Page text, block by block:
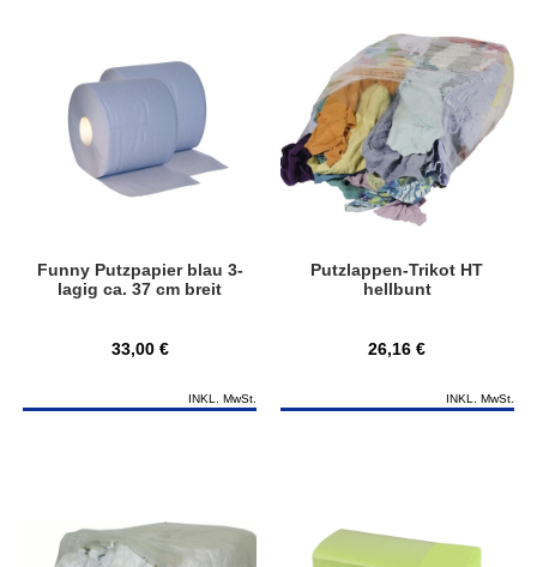
Funny Putzpapier blau 3-
lagig ca. 37 cm breit
33,00 €
INKL. MwSt.
Putzlappen-Trikot HT
hellbunt
26,16 €
INKL. MwSt.